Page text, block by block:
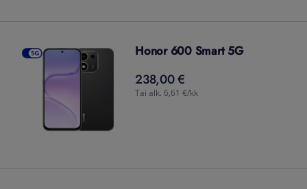
Honor 600 Smart 5G
238,00 €
238,00€
Tai alk. 6,61 €/kk